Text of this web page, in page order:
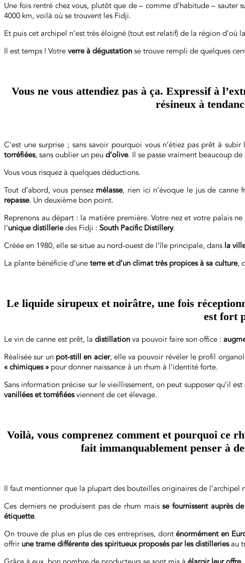
Une fois rentré chez vous, plutôt que de – comme d’habitude –
4000 km, voilà où se trouvent les Fidji.
Et puis cet archipel n’est très éloigné (tout est relatif) de la région d’où
Il est temps ! Votre verre à dégustation se trouve rempli de quelques
Vous ne vous attendiez pas à ça. Expressif à
résineux à
C’est une surprise ; sans savoir pourquoi vous n’étiez pas prêt à subir
torréfiées, sans oublier un peu d’olive. Il se passe vraiment beaucoup de
Vous vous risquez à quelques déductions.
Tout d’abord, vous pensez mélasse, rien ici n’évoque le jus de canne
repasse. Un deuxième bon point.
Reprenons au départ : la matière première. Votre nez et votre palais
l’unique distilleriedes Fidji : South Pacific Distillery.
Créée en 1980, elle se situe au nord-ouest de l’île principale, dans la
La plante bénéficie d’une terre et d’un climat très propices à sa culture,
Le liquide sirupeux et noirâtre, une fois
est fort
Le vin de canne est prêt, la distillation va pouvoir faire son office :
Réalisée sur un pot-still en acier, elle va pouvoir révéler le profil
« chimiques » pour donner naissance à un rhum à l’identité forte.
Sans information précise sur le vieillissement, on peut supposer qu’il est
vanillées et torréfiéesviennent de cet élevage.
Voilà, vous comprenez comment et pourquoi ce
fait immanquablement penser à
Il faut mentionner que la plupart des bouteilles originaires de l’archipel
Ces derniers ne produisent pas de rhum maisse fournissent auprès
étiquette.
On trouve de plus en plus de ces entreprises, donténormément en
offrir une trame différente des spiritueux proposés par les distilleriesau